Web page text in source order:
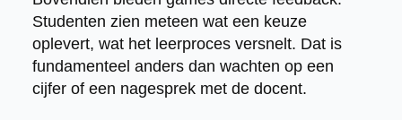
Studenten zien meteen wat een keuze
oplevert, wat het leerproces versnelt. Dat is
fundamenteel anders dan wachten op een
cijfer of een nagesprek met de docent.